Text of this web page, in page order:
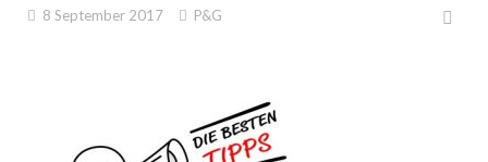
8 September 2017 P&G